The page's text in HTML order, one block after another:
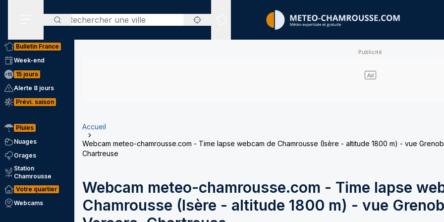
Rechercher
Sites expertisés
Bulletin France
Week-end
15 jours
Alerte 8 jours
Prévi. saison
Pluies
Nuages
Orages
Station
Chamrousse
Votre quartier
Webcams
Accueil
Webcam meteo-chamrousse.com - Time lapse webcam de Chamrousse (Isère - altitude 1800 m) - vue
Chartreuse
Webcam meteo-chamrousse.com - Time lapse
Chamrousse (Isère - altitude 1800 m) - vue